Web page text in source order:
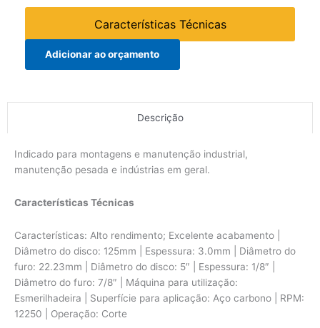
Características Técnicas
Adicionar ao orçamento
Descrição
Indicado para montagens e manutenção industrial,
manutenção pesada e indústrias em geral.
Características Técnicas
Características: Alto rendimento; Excelente acabamento |
Diâmetro do disco: 125mm | Espessura: 3.0mm | Diâmetro do
furo: 22.23mm | Diâmetro do disco: 5″ | Espessura: 1/8″ |
Diâmetro do furo: 7/8″ | Máquina para utilização:
Esmerilhadeira | Superfície para aplicação: Aço carbono | RPM:
12250 | Operação: Corte